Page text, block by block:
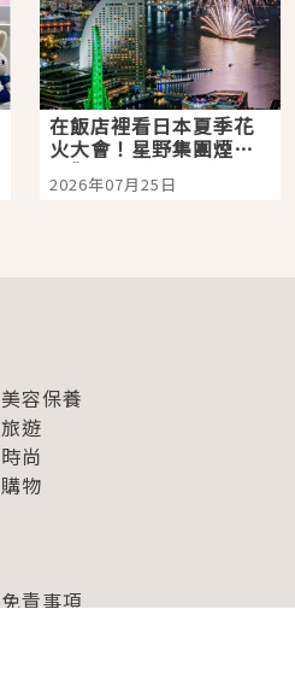
在飯店裡看日本夏季花
火大會！星野集團煙火
景觀飯店6選，讓你不用
人擠人悠閒欣賞
2026年07月25日
美容保養
旅遊
時尚
購物
免責事項